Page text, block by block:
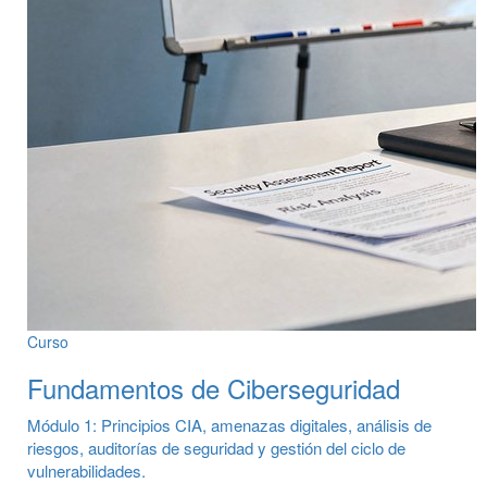
Curso
Fundamentos de Ciberseguridad
Módulo 1: Principios CIA, amenazas digitales, análisis de
riesgos, auditorías de seguridad y gestión del ciclo de
vulnerabilidades.